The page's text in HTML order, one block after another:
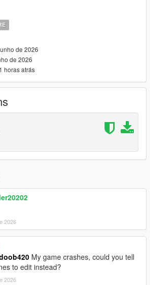
de 2026
de 2026
horas atrás
2026
My game crashes, could you tell
to edit instead?
2026